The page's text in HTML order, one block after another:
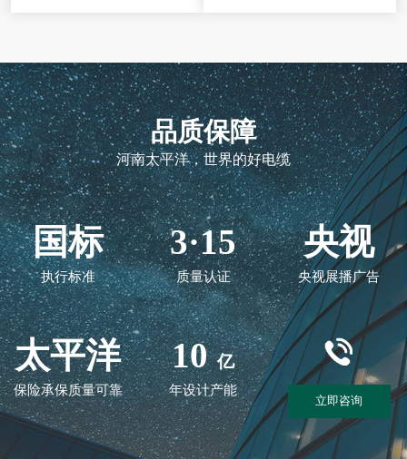
品质保障
河南太平洋，世界的好电缆
国标
执行标准
3·15
质量认证
央视
央视展播广告
太平洋
保险承保质量可靠
10 亿
年设计产能
立即咨询